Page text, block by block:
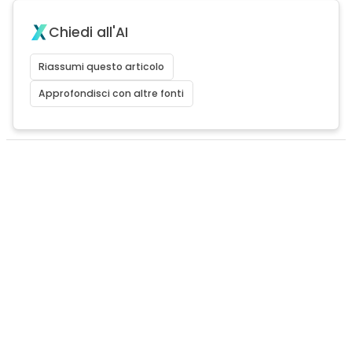
Chiedi all'AI
Riassumi questo articolo
Approfondisci con altre fonti